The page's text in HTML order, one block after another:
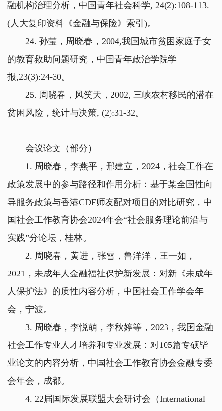
融机构治理分析，中国青年社会科学, 24(2):108-113.
(人大复印资料《金融与保险》索引)。
24. 孙莹，周晓春，2004,我国城市贫困家庭子女
的教育救助问题研究，中国青年政治学院学
报,23(3):24-30。
25. 周晓春，风笑天，2002, 三峡农村移民的潜在
贫困风险，统计与决策, (2):31-32。
会议论文（部分）
1. 周晓春，李燕平，邢建立，2024，社会工作在
政策发展中的参与路径和作用分析：基于某全国性向
导服务政策与香港CDF师友配对项目的对比研究，中
国社会工作教育协会2024年会“社会服务理论前沿与
实践”分论坛，桂林。
2. 周晓春，黄进，张雪，鲁洋洋，王一如，
2021，未成年人金融福祉保护新发展：对新《未成年
人保护法》的质性内容分析，中国社会工作学会年
会，宁波。
3. 周晓春，李悦萌，李秋婷等，2023，我国金融
社会工作专业人才培养和专业发展：对105篇专硕毕
业论文的内容分析，中国社会工作教育协会金融专委
会年会，成都。
4. 22届国际发展联盟大会研讨会（International